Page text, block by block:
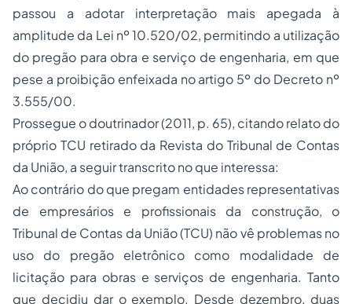
passou a adotar interpretação mais apegada à
amplitude da Lei nº 10.520/02, permitindo a utilização
do pregão para obra e serviço de engenharia, em que
pese a proibição enfeixada no artigo 5º do Decreto nº
3.555/00.
Prossegue o doutrinador (2011, p. 65), citando relato do
próprio TCU retirado da Revista do Tribunal de Contas
da União, a seguir transcrito no que interessa:
Ao contrário do que pregam entidades representativas
de empresários e profissionais da construção, o
Tribunal de Contas da União (TCU) não vê problemas no
uso do pregão eletrônico como modalidade de
licitação para obras e serviços de engenharia. Tanto
que decidiu dar o exemplo. Desde dezembro, duas